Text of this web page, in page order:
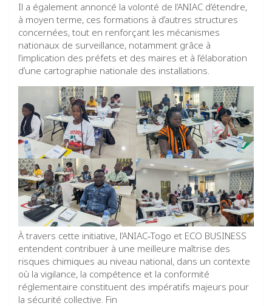
Il a également annoncé la volonté de l’ANIAC d’étendre,
à moyen terme, ces formations à d’autres structures
concernées, tout en renforçant les mécanismes
nationaux de surveillance, notamment grâce à
l’implication des préfets et des maires et à l’élaboration
d’une cartographie nationale des installations.
À travers cette initiative, l’ANIAC‑Togo et ECO BUSINESS
entendent contribuer à une meilleure maîtrise des
risques chimiques au niveau national, dans un contexte
où la vigilance, la compétence et la conformité
réglementaire constituent des impératifs majeurs pour
la sécurité collective. Fin